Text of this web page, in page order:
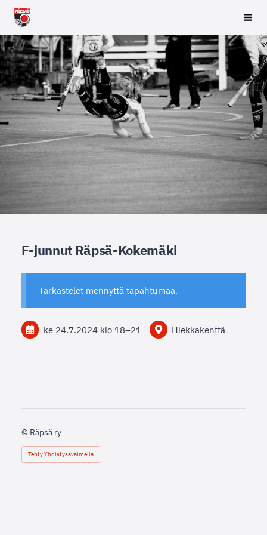
Siirry
sivun
sisältöön
Räpsä ry
F-junnut Räpsä-Kokemäki
Tarkastelet mennyttä tapahtumaa.
ke 24.7.2024 klo 18–21 Hiekkakenttä
© Räpsä ry
Tehty Yhdistysavaimella